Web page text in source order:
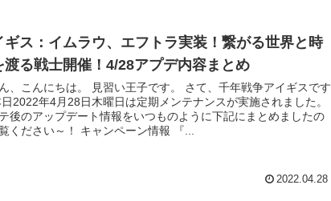
ギス：イムラウ、エフトラ実装！繋がる世界と時
渡る戦士開催！4/28アプデ内容まとめ
、こんにちは。 見習い王子です。 さて、千年戦争アイギスです
2022年4月28日木曜日は定期メンテナンスが実施されました。
後のアップデート情報をいつものように下記にまとめましたの
ください～！ キャンペーン情報 『...
2022.04.28